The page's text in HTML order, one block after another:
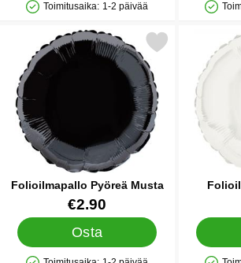
Saatavuus: Varastossa
Toimitusaika: 1-2 päivää
Folioilmapallo Pyöreä Musta
Tuote.nro 5737€2.90
Osta
Merkitse folioilmapallo Pyöreä Musta
Tuote.nro